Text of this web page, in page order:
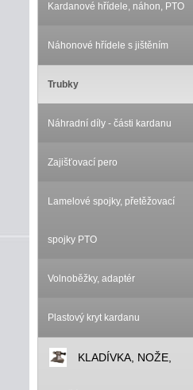
Kardanové hřídele, náhon, PTO
Náhonové hřídele s jištěním
Trubky
Náhradní díly - části kardanu
Zajišťovací pero
Lamelové spojky, přetěžovací
spojky PTO
Volnoběžky, adaptér
Plastový kryt kardanu
KLADÍVKA, NOŽE,